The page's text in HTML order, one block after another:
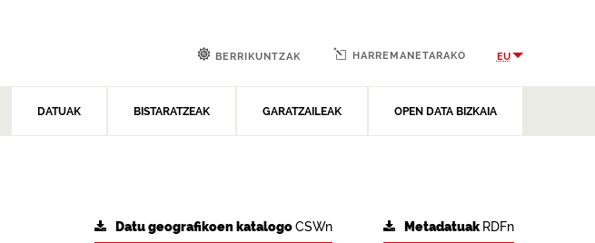
DATUAK BISTARATZEAK GARATZAILEAK OPEN DATA BIZKAIA
BERRIKUNTZAK HARREMANETARAKO EU
Metadatuak RDFn
Datu geografikoen katalogoCSWn